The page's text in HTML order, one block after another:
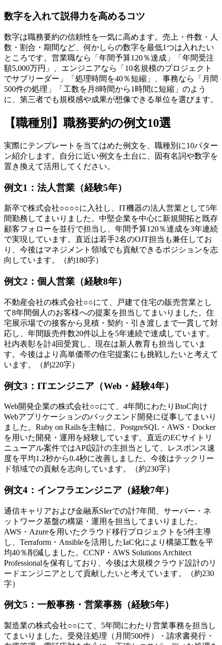
数字を入れて説得力を高めるコツ
数字は職務要約の信頼性を一気に高めます。売上・件数・人
数・割合・期間など、何かしらの数字を最低1つは入れたい
ところです。営業職なら「年間予算120％達成」「年間受注
額5,000万円」、エンジニアなら「10名規模のプロジェクト
でサブリーダー」「処理時間を40％短縮」、事務なら「月間
500件の処理」「工数を月8時間から1時間に短縮」のよう
に、第三者でも規模感や成果が想像できる単位を選びます。
【職種別】職務要約の例文10選
実際にテンプレートを当てはめた例文を、職種別に10パター
ン紹介します。自分に近い例文を土台に、固有名詞や数字を
置き換えて活用してください。
例文1：法人営業（経験5年）
新卒で株式会社○○○○に入社し、IT機器の法人営業として5年
間勤務してまいりました。中堅企業を中心に新規開拓と既存
顧客フォローを並行で担当し、年間予算120％達成を3年連続
で実現しています。直近は若手2名のOJT担当も兼任してお
り、今後はマネジメント領域でも貢献できるポジションを志
向しています。（約180字）
例文2：個人営業（経験8年）
不動産会社の株式会社○○にて、戸建て住宅の販売営業とし
て8年間個人のお客様への提案を担当してまいりました。住
宅展示場での接客から見積・契約・引き渡しまで一貫して対
応し、年間販売件数20件以上を5年連続で達成しています。
社内表彰を計4回受賞し、現在は新人教育も担当していま
す。今後はより高単価帯の住宅提案にも挑戦したいと考えて
います。（約220字）
例文3：ITエンジニア（Web・経験4年）
Web開発企業の株式会社○○にて、4年間にわたりBtoC向け
Webアプリケーションのバックエンド開発に従事してまいり
ました。Ruby on Railsを主軸に、PostgreSQL・AWS・Docker
を用いた開発・運用を経験しています。直近のECサイトリ
ニューアル案件ではAPI設計の主担当として、レスポンス速
度を平均1.2秒から0.4秒に改善しました。今後はテックリー
ド領域での貢献を志向しています。（約230字）
例文4：インフラエンジニア（経験7年）
通信キャリアおよび金融系SIerでの計7年間、サーバー・ネ
ットワーク基盤の構築・運用を担当してまいりました。
AWS・Azureを用いたクラウド移行プロジェクトを5件主導
し、Terraform・Ansibleを活用したIaC化により構築工数を平
均40％削減しました。CCNP・AWS Solutions Architect
Professionalを保有しており、今後は大規模クラウド設計のリ
ードエンジニアとして貢献したいと考えています。（約230
字）
例文5：一般事務・営業事務（経験5年）
製造業の株式会社○○にて、5年間にわたり営業事務を担当し
てまいりました。受発注処理（月間500件）・請求書発行・